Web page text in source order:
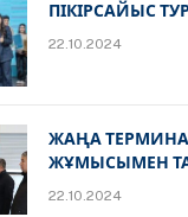
ПІКІРСАЙЫС
22.10.2024
ЖАҢА
ЖҰМЫСЫМЕН
22.10.2024